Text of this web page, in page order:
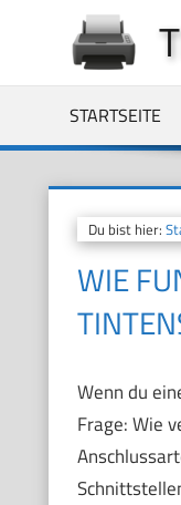
springen
STARTSEITE
Du bist hier:
WIE
Wenn du
Frage: Wie